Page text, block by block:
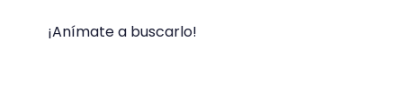
¡Anímate a buscarlo!